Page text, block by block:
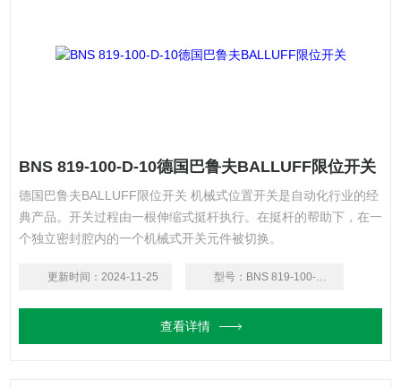
BNS 819-100-D-10德国巴鲁夫BALLUFF限位开关
德国巴鲁夫BALLUFF限位开关 机械式位置开关是自动化行业的经
典产品。开关过程由一根伸缩式挺杆执行。在挺杆的帮助下，在一
个独立密封腔内的一个机械式开关元件被切换。
更新时间： 2024-11-25 型号： BNS 819-100-D-10
查看详情